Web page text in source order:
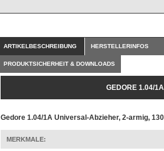
ARTIKELBESCHREIBUNG HERSTELLERINFOS
PRODUKTSICHERHEIT & DOWNLOADS
GEDORE 1.04/
Gedore 1.04/1A Universal-Abzieher, 2-armig,
MERKMALE: